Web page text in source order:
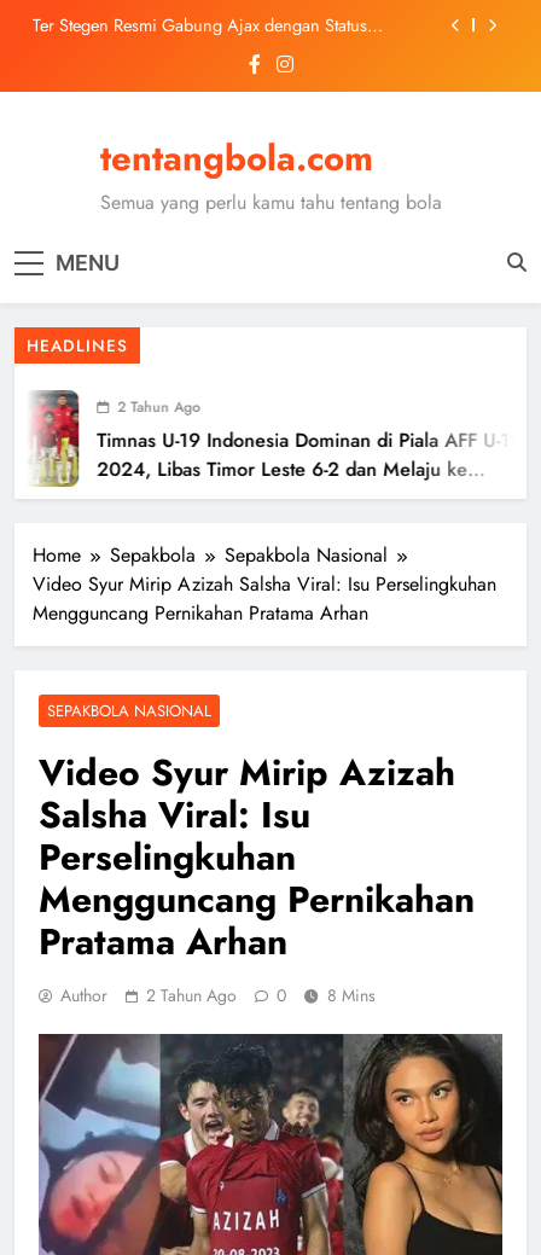
Skip
Trabzonspor Mulai Negosiasi Mohamed Salah, Tes
Medis Dijadwalkan 5 Agustus
Malang United U-13 Juara Piala Soeratin Kota Malang
Kerolin Resmi Gabung Barcelona, Transfer
Dilaporkan Pecahkan Rekor Penjualan WSL
Ter Stegen Resmi Gabung Ajax dengan Status
Pinjaman dari Barcelona
Medis Dijadwalkan 5 Agustus
2026, Siap Tatap Putaran Provinsi
tentangbola.com
Semua yang perlu kamu tahu tentang bola
MENU
HEADLINES
2 Tahun Ago
Timnas U-19 Indonesia Dominan di Piala AFF U-19
2024, Libas Timor Leste 6-2 dan Melaju ke
Semifinal
Home Sepakbola
Sepakbola Nasional
Video Syur Mirip Azizah Salsha Viral: Isu Perselingkuhan
Mengguncang Pernikahan Pratama Arhan
SEPAKBOLA NASIONAL
Video Syur Mirip Azizah
Salsha Viral: Isu
Perselingkuhan
Mengguncang Pernikahan
Pratama Arhan
Author 2 Tahun Ago 0 8 Mins